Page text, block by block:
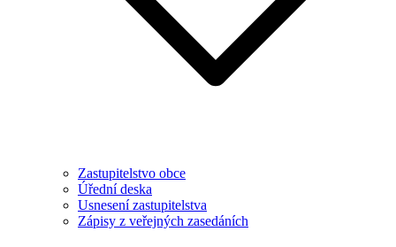
Zastupitelstvo obce
Úřední deska
Usnesení zastupitelstva
Zápisy z veřejných zasedáních